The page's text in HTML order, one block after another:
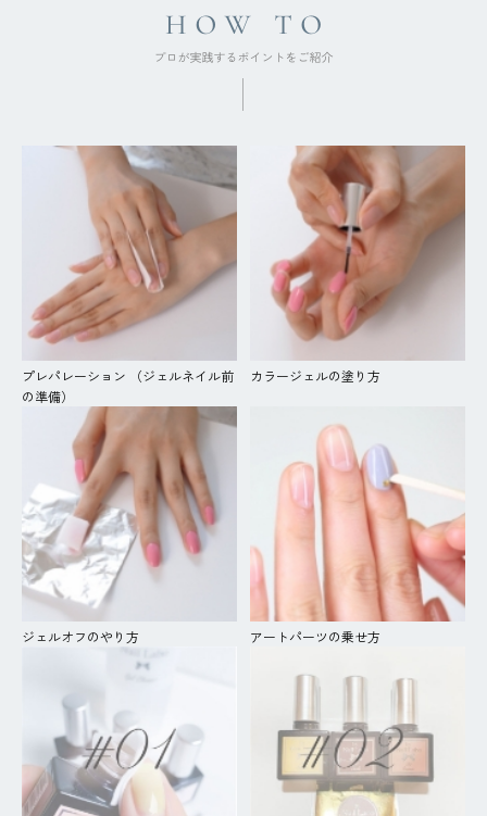
プレパレーション （ジェルネイル前
の準備）
カラージェルの塗り方
ジェルオフのやり方 アートパーツの乗せ方